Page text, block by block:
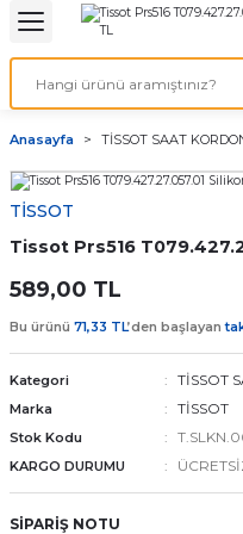
& ELEKTİRİK
ve Cihaz Pilleri
ÇEŞİTLERİ
Kordon Çeşitleri
Kordonları
saat kordonu
Kordonları
Anasayfa TİSSOT SAAT
TİSSOT
Tissot Prs516
589,00 TL
Bu ürünü 71,33 TL’den başlayan
Kategori TİSSOT
Marka TİSSOT
Stok Kodu
KARGO DURUMU
SİPARİŞ NOTU